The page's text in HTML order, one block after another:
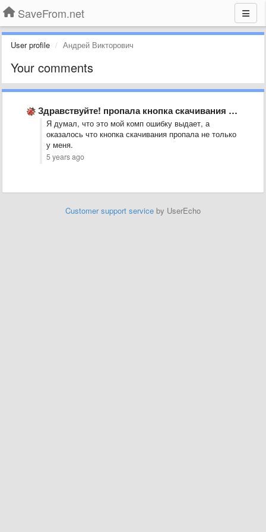
SaveFrom.net
User profile Андрей Викторович
Your comments
Здравствуйте! пропала кнопка скачивания на ютьюб
Я думал, что это мой комп ошибку выдает, а
оказалось что кнопка скачивания пропала не только
у меня.
5 years ago
Customer support service by UserEcho